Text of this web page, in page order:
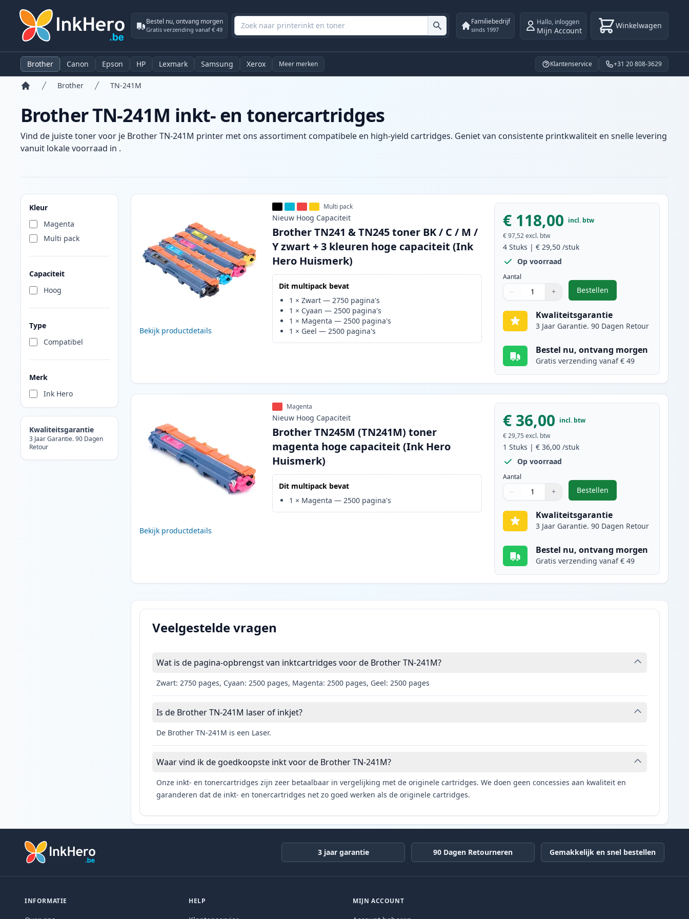
Bestel nu, ontvang morgen
Gratis verzending vanaf € 49
Familiebedrijf
sinds 1997
Hallo, inloggen
Mijn Account Winkelwagen
Brother Canon Epson HP Lexmark Samsung Xerox Meer merken Klantenservice +31 20 808-3629
Brother TN-241M
Brother TN-241M inkt- en tonercartridges
Vind de juiste toner voor je Brother TN-241M printer met ons assortiment compatibele en high-yield cartridges. Geniet van consistente printkwaliteit en snelle levering
vanuit lokale voorraad in .
Kleur
Magenta
Multi pack
Capaciteit
Hoog
Type
Compatibel
Merk
Ink Hero
Kwaliteitsgarantie
3 Jaar Garantie. 90 Dagen
Retour
Producten
Bekijk productdetails
Multi pack
Nieuw Hoog Capaciteit
Brother TN241 & TN245 toner BK / C / M /
Y zwart + 3 kleuren hoge capaciteit (Ink
Hero Huismerk)
Dit multipack bevat
1 ×Zwart —2750 pagina's
1 × Cyaan —2500 pagina's
1 × Magenta —2500 pagina's
1 × Geel —2500 pagina's
€ 118,00 incl. btw
€ 97,52 excl. btw
4 Stuks |€ 29,50 /stuk
Op voorraad
Aantal
Aantal
Gebruik de knoppen om aan te passen
− +
Aantal 1
Bestellen
,Brother TN241 & TN245
Kwaliteitsgarantie
3 Jaar Garantie. 90 Dagen Retour
Bestel nu, ontvang morgen
Gratis verzending vanaf € 49
Bekijk productdetails
Magenta
Nieuw Hoog Capaciteit
Brother TN245M (TN241M) toner
magenta hoge capaciteit (Ink Hero
Huismerk)
Dit multipack bevat
1 × Magenta —2500 pagina's
€ 36,00 incl. btw
€ 29,75 excl. btw
1 Stuks |€ 36,00 /stuk
Op voorraad
Aantal
Aantal
Gebruik de knoppen om aan te passen
− +
Aantal 1
Bestellen
,Brother TN245M
Kwaliteitsgarantie
3 Jaar Garantie. 90 Dagen Retour
Bestel nu, ontvang morgen
Gratis verzending vanaf € 49
Veelgestelde vragen
Wat is de pagina-opbrengst van inktcartridges voor de Brother TN-241M?
Zwart: 2750 pages, Cyaan: 2500 pages, Magenta: 2500 pages, Geel: 2500 pages
Is de Brother TN-241M laser of inkjet?
De Brother TN-241M is een Laser.
Waar vind ik de goedkoopste inkt voor de Brother TN-241M?
Onze inkt- en tonercartridges zijn zeer betaalbaar in vergelijking met de originele cartridges. We doen geen concessies aan kwaliteit en
garanderen dat de inkt- en tonercartridges net zo goed werken als de originele cartridges.
3 jaar garantie 90 Dagen Retourneren Gemakkelijk en snel bestellen
INFORMATIE HELP MIJN ACCOUNT